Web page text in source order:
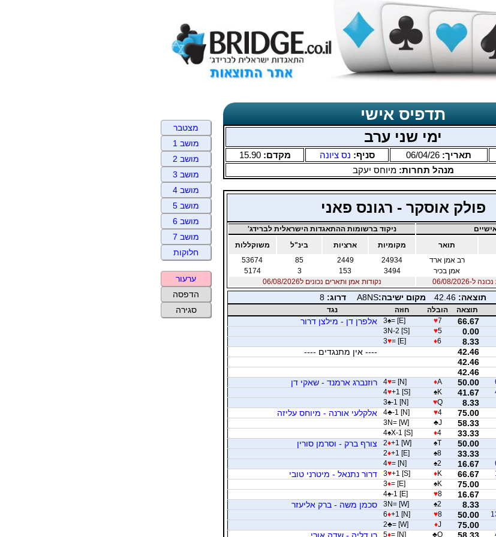
תדפיס אישי
ימי שני ערב
תאריך: 06/04/26 סניף: נס ציונה מקדם:15.90
מנהל תחרות:מיוחס יעקב
פולק אוסקר - רגונס פאני
ניקוד ברשומות ההתאגדות הישראלית לברידג'
תואר מקומיות ארציות בינ"ל
משוקללות
רב אמן ארד 24934
2449
85
53674
אמן בכיר 3494
153
3
5174
06/08/2026
נקודות אמן ותארים נכונים ל06/08/2026
תוצאה: 42.46 מקום ישיבה:A8NS דרוג: 8
תוצאה הובלה חוזה
נגד
66.67
♥7
3♠= [E] אלפרן דן - מילצן דרור
0.00
♥5
3N-2 [S]
8.33
♦6
3♥= [E]
42.46 ---- אין מתנגדים ----
42.46
42.46
50.00
♦A
4♥= [N] רוזנברג ארמנד - שאקי דן
41.67
♠K
4♥+1 [S]
8.33
♥Q
3♠-1 [N]
75.00
♥4
4♣-1 [N] אלקלעי אורנה - מיוחס עליזה
58.33
♣J
3N= [W]
33.33
♦4
4♠X-1 [S]
50.00
♠T
2♦+1 [W] צורף ברק - וסרמן סורין
33.33
♠8
2♦+1 [E]
16.67
♠2
4♥= [N]
66.67
♦K
3♥+1 [S] דרור נתנאל - מיטרני טובי
75.00
♠K
3♦= [E]
16.67
♥8
4♠-1 [E]
8.33
♠2
3N= [W] סכמן משה - ברק אליעזר
50.00
♥8
6♦+1 [N]
75.00
♦J
2♣= [W]
58.33
♣Q
5♦= [N] רן דליה - שדה אורי
מצטבר
מושב 1
מושב 2
מושב 3
מושב 4
מושב 5
מושב 6
מושב 7
חלוקות
ערעור
הדפסה
סגירה